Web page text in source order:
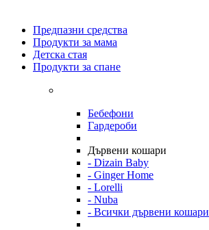
Предпазни средства
Продукти за мама
Детска стая
Продукти за спане
Бебефони
Гардероби
Дървени кошари
- Dizain Baby
- Ginger Home
- Lorelli
- Nuba
- Всички дървени кошари